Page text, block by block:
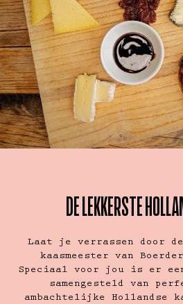
DE LEKKERSTE
Laat je verrassen door
kaasmeester van
Speciaal voor jou is er
samengesteld van
ambachtelijke Hollandse